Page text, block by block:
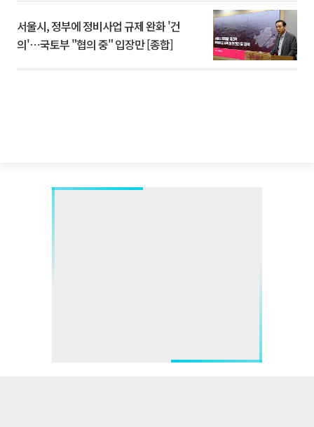
서울시, 정부에 정비사업 규제 완화 '건
의'⋯국토부 "협의 중" 입장만 [종합]